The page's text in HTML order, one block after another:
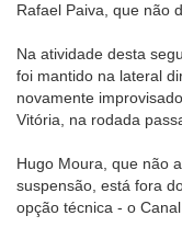
Rafael Paiva, que não
Na atividade desta
foi mantido na lateral
novamente
Vitória, na rodada
Hugo Moura, que não
suspensão, está fora
opção técnica - o